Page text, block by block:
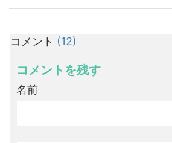
コメント (12)
コメントを残す
名前